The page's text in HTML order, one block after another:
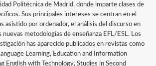
Politécnica de Madrid, donde imparte clases de
Sus principales intereses se centran en el
asistido por ordenador, el análisis del discurso en
nuevas metodologías de enseñanza EFL/ESL. Los
has aparecido publicados en revistas como
Learning, Education and Information
English with Technology, Studies in Second